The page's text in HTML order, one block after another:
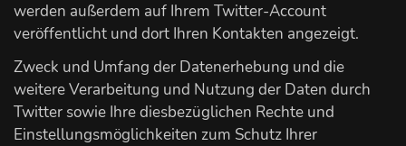
werden außerdem auf Ihrem Twitter-Account
veröffentlicht und dort Ihren Kontakten angezeigt.
Zweck und Umfang der Datenerhebung und die
weitere Verarbeitung und Nutzung der Daten durch
Twitter sowie Ihre diesbezüglichen Rechte und
Einstellungsmöglichkeiten zum Schutz Ihrer